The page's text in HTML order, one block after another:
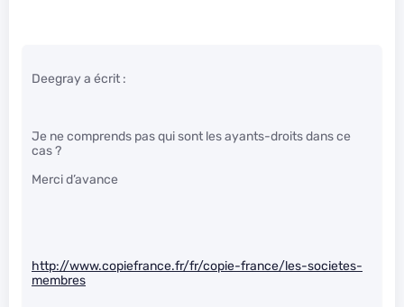
Deegray a écrit :
Je ne comprends pas qui sont les ayants-droits dans ce
cas ?
Merci d’avance
http://www.copiefrance.fr/fr/copie-france/les-societes-
membres